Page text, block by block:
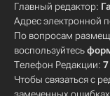
Главный редактор:
Адрес электронной
По вопросам
воспользуйтесь
Телефон Редакции:
Чтобы связаться с